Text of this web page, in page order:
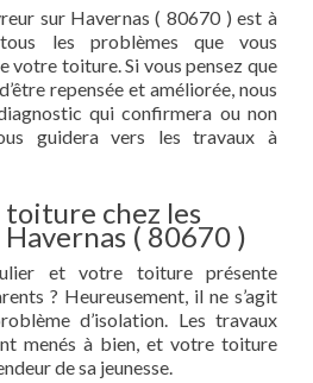
sur Havernas ( 80670 ) est à
les problèmes que vous
votre toiture. Si vous pensez que
repensée et améliorée, nous
qui confirmera ou non
guidera vers les travaux à
chez les
( 80670 )
et votre toiture présente
? Heureusement, il ne s’agit
d’isolation. Les travaux
menés à bien, et votre toiture
de sa jeunesse.